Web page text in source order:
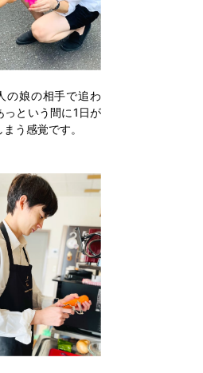
の娘の相手で追わ
っという間に1日が
う感覚です。